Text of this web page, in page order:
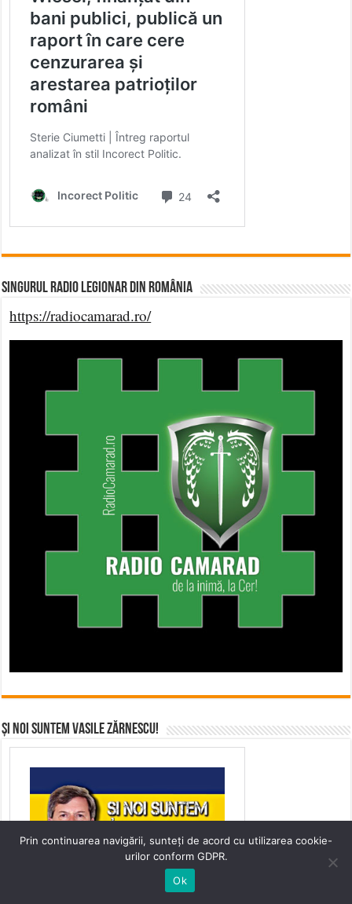
Singurul Radio Legionar din România
https://radiocamarad.ro/
Și noi suntem Vasile Zărnescu!
Prin continuarea navigării, sunteți de acord cu utilizarea cookie-
urilor conform GDPR.
Ok